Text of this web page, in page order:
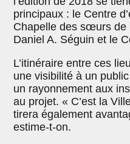
principaux : le Centre
Chapelle des sœurs de
Daniel A. Séguin et le
L’itinéraire entre ces
une visibilité à un
un rayonnement aux
au projet. « C’est la
tirera également
estime-t-on.